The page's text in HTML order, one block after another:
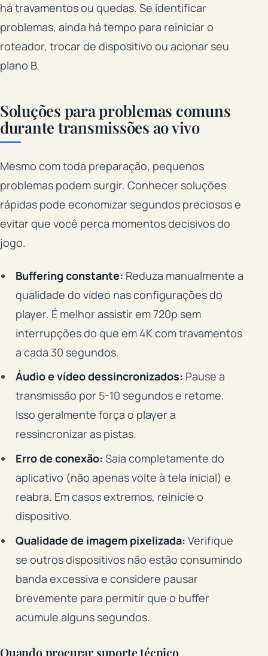
há travamentos ou quedas. Se identificar
problemas, ainda há tempo para reiniciar o
roteador, trocar de dispositivo ou acionar seu
plano B.
Soluções para problemas comuns
durante transmissões ao vivo
Mesmo com toda preparação, pequenos
problemas podem surgir. Conhecer soluções
rápidas pode economizar segundos preciosos e
evitar que você perca momentos decisivos do
jogo.
Buffering constante: Reduza manualmente a
qualidade do vídeo nas configurações do
player. É melhor assistir em 720p sem
interrupções do que em 4K com travamentos
a cada 30 segundos.
Áudio e vídeo dessincronizados: Pause a
transmissão por 5-10 segundos e retome.
Isso geralmente força o player a
ressincronizar as pistas.
Erro de conexão: Saia completamente do
aplicativo (não apenas volte à tela inicial) e
reabra. Em casos extremos, reinicie o
dispositivo.
Qualidade de imagem pixelizada: Verifique
se outros dispositivos não estão consumindo
banda excessiva e considere pausar
brevemente para permitir que o buffer
acumule alguns segundos.
Quando procurar suporte técnico